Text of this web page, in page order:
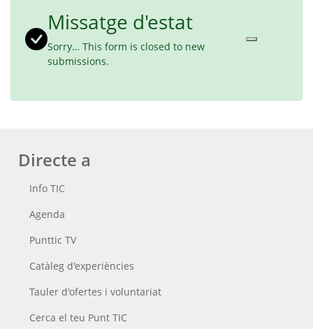
Missatge d'estat
Sorry… This form is closed to new
submissions.
Directe a
Info TIC
Agenda
Punttic TV
Catàleg d'experiències
Tauler d'ofertes i voluntariat
Cerca el teu Punt TIC